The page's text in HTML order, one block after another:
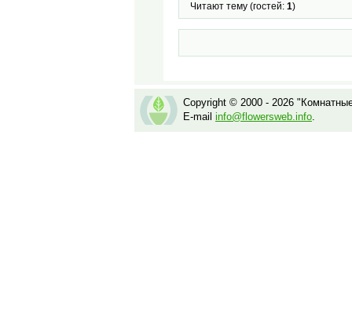
Читают тему (гостей: 1)
Copyright © 2000 - 2026
E-mail info@flowersweb.info.